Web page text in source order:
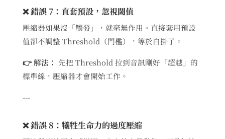
❌ 錯誤 7：直套預設，忽視閾值
壓縮器如果沒「觸發」，就毫無作用。直接套用預設
值卻不調整 Threshold（門檻），等於白掛了。
👉 解法： 先把 Threshold 拉到音訊剛好「超越」的
標準線，壓縮器才會開始工作。
---
❌ 錯誤 8：犧牲生命力的過度壓縮